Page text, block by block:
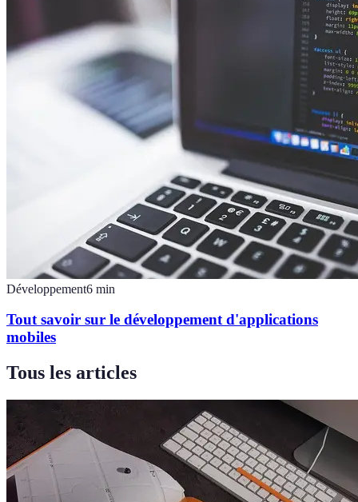
Développement6 min
Tout savoir sur le développement d'applications
mobiles
Tous les articles